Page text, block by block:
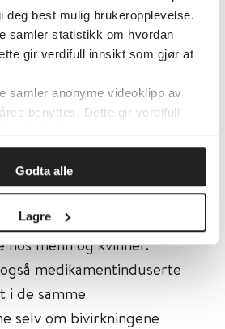
deg best mulig brukeropplevelse.
samler statistikk om hvordan
gir verdifull innsikt som gjør at
samler anonyme videoklipp av
benyttes. Dette gir verdifull
forbedre oss.
Godta alle
Lagre
en modifikasjon av
i embryoet
utviklet foster med
Frem til uke ni er
anleggene identiske
samme nevrologisk og
for tumescens
de erektile
menn og kvinner.
medikamentinduserte
i de samme
selv om bivirkningene